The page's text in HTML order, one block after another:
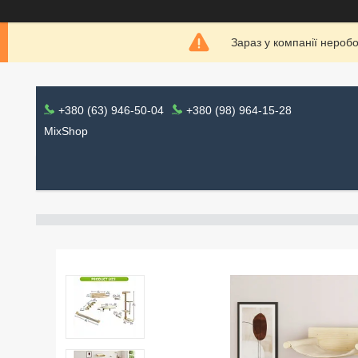
Зараз у компанії
+380 (63) 946-50-04
+380 (98) 964-15-28
MixShop